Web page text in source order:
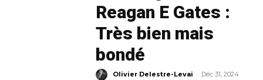
Reagan E Gates :
Très bien mais
bondé
Olivier Delestre-Levai - Déc 31, 2024